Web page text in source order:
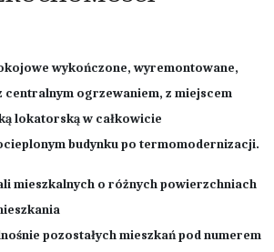
wykończone, wyremontowane,
centralnym ogrzewaniem, z miejscem
lokatorską w całkowicie
budynku po termomodernizacji.
mieszkalnych o różnych powierzchniach
pozostałych mieszkań pod numerem